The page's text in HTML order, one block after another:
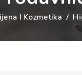
I Kozmetika /